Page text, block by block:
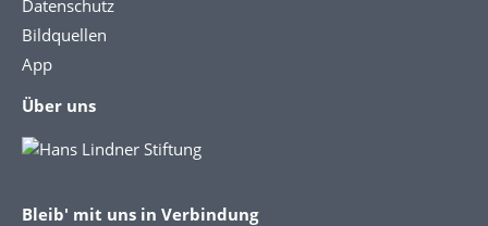
Datenschutz
Bildquellen
App
Über uns
Bleib' mit uns in Verbindung